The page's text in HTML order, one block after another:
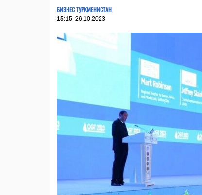
БИЗНЕС ТУРКМЕНИСТАН
15:15 26.10.2023